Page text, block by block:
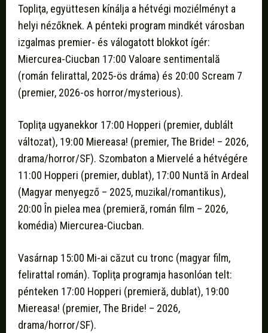
Topliţa, együttesen kínálja a hétvégi moziélményt a
helyi nézőknek. A pénteki program mindkét városban
izgalmas premier- és válogatott blokkot ígér:
Miercurea-Ciucban 17:00 Valoare sentimentală
(román felirattal, 2025-ös dráma) és 20:00 Scream 7
(premier, 2026-os horror/mysterious).
Topliţa ugyanekkor 17:00 Hopperi (premier, dublált
változat), 19:00 Miereasa! (premier, The Bride! – 2026,
drama/horror/SF). Szombaton a Miervelé a hétvégére
11:00 Hopperi (premier, dublat), 17:00 Nuntă în Ardeal
(Magyar menyegző – 2025, muzikal/romantikus),
20:00 În pielea mea (premieră, román film – 2026,
komédia) Miercurea-Ciucban.
Vasárnap 15:00 Mi-ai căzut cu tronc (magyar film,
felirattal román). Topliţa programja hasonlóan telt:
pénteken 17:00 Hopperi (premieră, dublat), 19:00
Miereasa! (premier, The Bride! – 2026,
drama/horror/SF).